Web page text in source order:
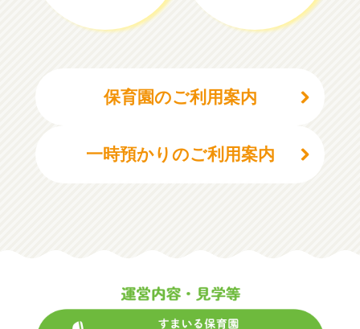
保育園のご利用案内
一時預かりのご利用案内